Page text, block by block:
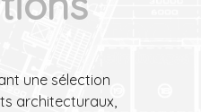
une sélection
architecturaux,